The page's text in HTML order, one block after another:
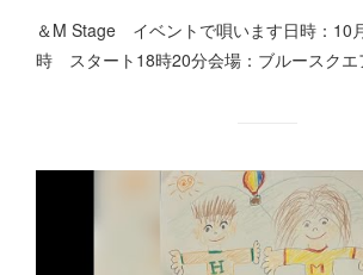
＆M Stage イベントで唄います日時：
時 スタート18時20分会場：ブルースク